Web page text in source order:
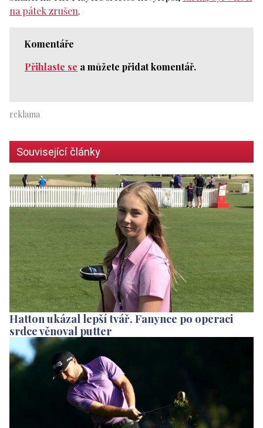
na pátek zrušen.
Komentáře
Přihlaste se a můžete přidat komentář.
Související články
Hatton ukázal lepší tvář. Fanynce po operaci
srdce věnoval putter